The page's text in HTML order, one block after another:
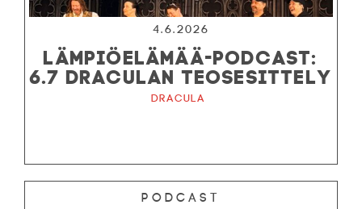
4.6.2026
LÄMPIÖELÄMÄÄ-PODCAST:
6.7 DRACULAN TEOSESITTELY
Dracula
Podcast